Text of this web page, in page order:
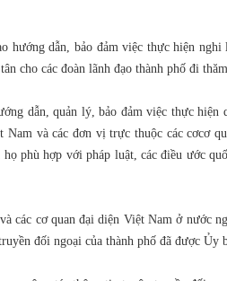
hướng dẫn, bảo đảm việc thực hiện nghi
cho các đoàn lãnh đạo thành phố đi
dẫn, quản lý, bảo đảm việc thực hiện
và các đơn vị trực thuộc các cơcơ
phù hợp với pháp luật, các điều ước
các cơ quan đại diện Việt Nam ở nước
đối ngoại của thành phố đã được Ủy